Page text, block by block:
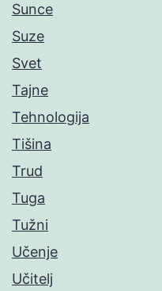
Sunce
Suze
Svet
Tajne
Tehnologija
Tišina
Trud
Tuga
Tužni
Učenje
Učitelj